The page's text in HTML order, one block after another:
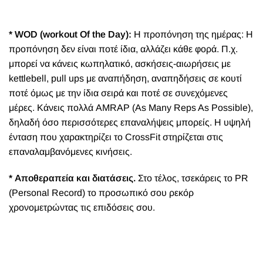
* WOD (workout Of the Day): Η προπόνηση της ημέρας: Η
προπόνηση δεν είναι ποτέ ίδια, αλλάζει κάθε φορά. Π.χ.
μπορεί να κάνεις κωπηλατικό, ασκήσεις-αιωρήσεις με
kettlebell, pull ups με αναπήδηση, αναπηδήσεις σε κουτί
ποτέ όμως με την ίδια σειρά και ποτέ σε συνεχόμενες
μέρες. Κάνεις πολλά AMRAP (As Many Reps As Possible),
δηλαδή όσο περισσότερες επαναλήψεις μπορείς. Η υψηλή
ένταση που χαρακτηρίζει το CrossFit στηρίζεται στις
επαναλαμβανόμενες κινήσεις.
* Αποθεραπεία και διατάσεις. Στο τέλος, τσεκάρεις το PR
(Personal Record) το προσωπικό σου ρεκόρ
χρονομετρώντας τις επιδόσεις σου.